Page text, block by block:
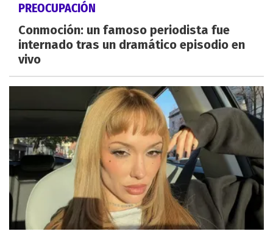
PREOCUPACIÓN
Conmoción: un famoso periodista fue
internado tras un dramático episodio en
vivo